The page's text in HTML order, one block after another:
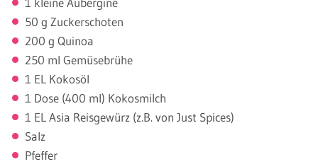
50 g Zuckerschoten
200 g Quinoa
250 ml Gemüsebrühe
1 EL Kokosöl
1 Dose (400 ml) Kokosmilch
1 EL Asia Reisgewürz (z.B. von Just Spices)
Salz
Pfeffer